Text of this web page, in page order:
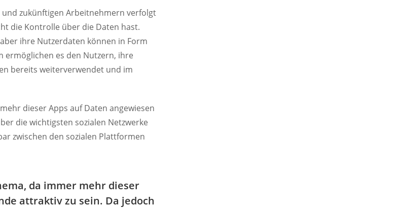
und zukünftigen Arbeitnehmern verfolgt
die Kontrolle über die Daten hast.
ihre Nutzerdaten können in Form
ermöglichen es den Nutzern, ihre
bereits weiterverwendet und im
dieser Apps auf Daten angewiesen
die wichtigsten sozialen Netzwerke
zwischen den sozialen Plattformen
da immer mehr dieser
attraktiv zu sein. Da jedoch